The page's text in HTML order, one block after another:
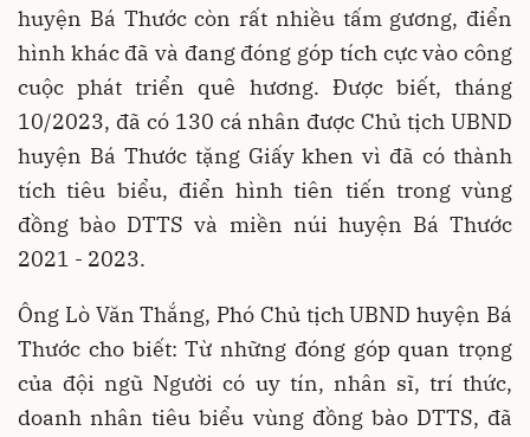
huyện Bá Thước còn rất nhiều tấm gương, điển
hình khác đã và đang đóng góp tích cực vào công
cuộc phát triển quê hương. Được biết, tháng
10/2023, đã có 130 cá nhân được Chủ tịch UBND
huyện Bá Thước tặng Giấy khen vì đã có thành
tích tiêu biểu, điển hình tiên tiến trong vùng
đồng bào DTTS và miền núi huyện Bá Thước
2021 - 2023.
Ông Lò Văn Thắng, Phó Chủ tịch UBND huyện Bá
Thước cho biết: Từ những đóng góp quan trọng
của đội ngũ Người có uy tín, nhân sĩ, trí thức,
doanh nhân tiêu biểu vùng đồng bào DTTS, đã